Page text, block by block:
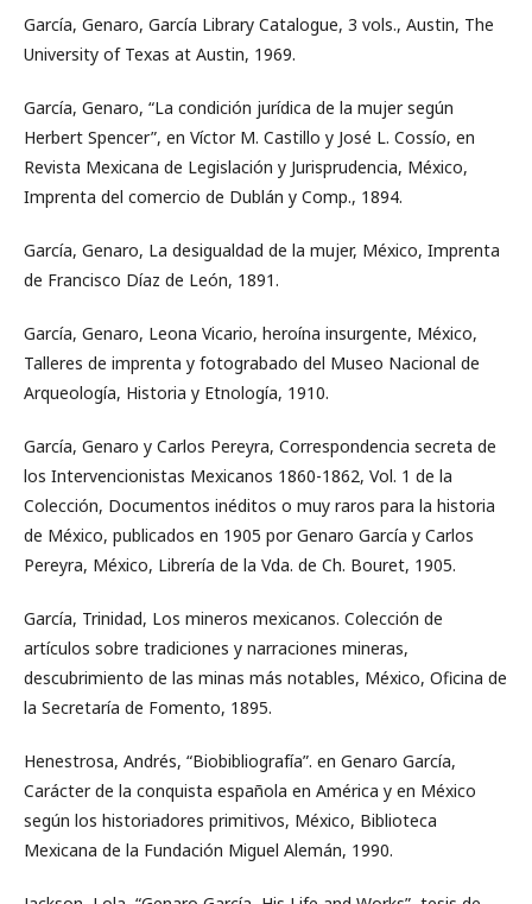
García, Genaro, García Library Catalogue, 3 vols., Austin, The
University of Texas at Austin, 1969.
García, Genaro, “La condición jurídica de la mujer según
Herbert Spencer”, en Víctor M. Castillo y José L. Cossío, en
Revista Mexicana de Legislación y Jurisprudencia, México,
Imprenta del comercio de Dublán y Comp., 1894.
García, Genaro, La desigualdad de la mujer, México, Imprenta
de Francisco Díaz de León, 1891.
García, Genaro, Leona Vicario, heroína insurgente, México,
Talleres de imprenta y fotograbado del Museo Nacional de
Arqueología, Historia y Etnología, 1910.
García, Genaro y Carlos Pereyra, Correspondencia secreta de
los Intervencionistas Mexicanos 1860-1862, Vol. 1 de la
Colección, Documentos inéditos o muy raros para la historia
de México, publicados en 1905 por Genaro García y Carlos
Pereyra, México, Librería de la Vda. de Ch. Bouret, 1905.
García, Trinidad, Los mineros mexicanos. Colección de
artículos sobre tradiciones y narraciones mineras,
descubrimiento de las minas más notables, México, Oficina de
la Secretaría de Fomento, 1895.
Henestrosa, Andrés, “Biobibliografía”. en Genaro García,
Carácter de la conquista española en América y en México
según los historiadores primitivos, México, Biblioteca
Mexicana de la Fundación Miguel Alemán, 1990.